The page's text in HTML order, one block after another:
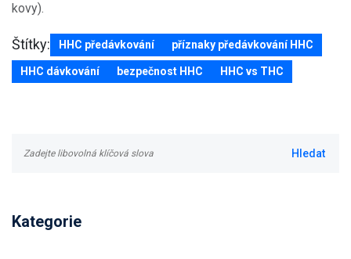
kovy).
Štítky: HHC předávkování příznaky předávkování HHC
HHC dávkování bezpečnost HHC HHC vs THC
Kategorie